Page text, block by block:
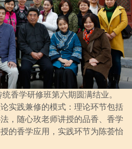
香学研修班第六期圆满结业。
实践兼修的模式：理论环节包括
，随心玫老师讲授的品香、香学
的香学应用，实践环节为陈荟怡